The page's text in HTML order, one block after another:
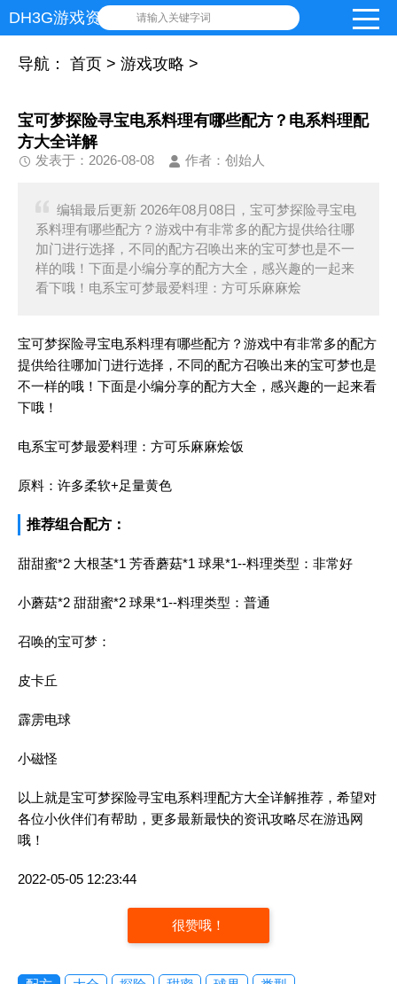
DH3G游戏资讯网 请输入关键字词
导航： 首页 > 游戏攻略 >
宝可梦探险寻宝电系料理有哪些配方？电系料理配
方大全详解
发表于：2026-08-08 作者：创始人
编辑最后更新 2026年08月08日，宝可梦探险寻宝电
系料理有哪些配方？游戏中有非常多的配方提供给往哪
加门进行选择，不同的配方召唤出来的宝可梦也是不一
样的哦！下面是小编分享的配方大全，感兴趣的一起来
看下哦！电系宝可梦最爱料理：方可乐麻麻烩
宝可梦探险寻宝电系料理有哪些配方？游戏中有非常多的配方
提供给往哪加门进行选择，不同的配方召唤出来的宝可梦也是
不一样的哦！下面是小编分享的配方大全，感兴趣的一起来看
下哦！
电系宝可梦最爱料理：方可乐麻麻烩饭
原料：许多柔软+足量黄色
推荐组合配方：
甜甜蜜*2 大根茎*1 芳香蘑菇*1 球果*1--料理类型：非常好
小蘑菇*2 甜甜蜜*2 球果*1--料理类型：普通
召唤的宝可梦：
皮卡丘
霹雳电球
小磁怪
以上就是宝可梦探险寻宝电系料理配方大全详解推荐，希望对
各位小伙伴们有帮助，更多最新最快的资讯攻略尽在游迅网
哦！
2022-05-05 12:23:44
很赞哦！